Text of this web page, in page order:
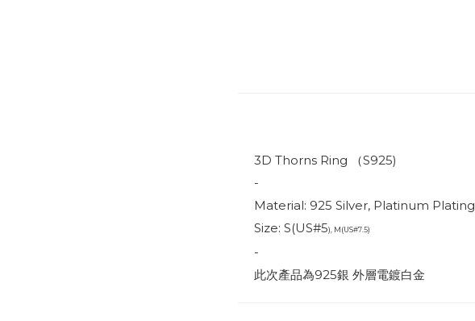
3D Thorns Ring （S925)
-
Material: 925 Silver, Platinum Plating
Size: S(US#5), M(US#7.5)
-
此次產品為925銀 外層電鍍白金